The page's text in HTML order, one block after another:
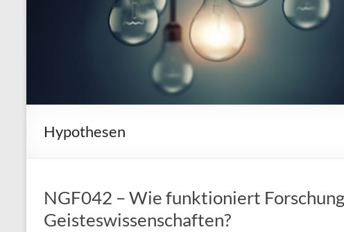
Hypothesen
NGF042 – Wie funktioniert
Geisteswissenschaften?